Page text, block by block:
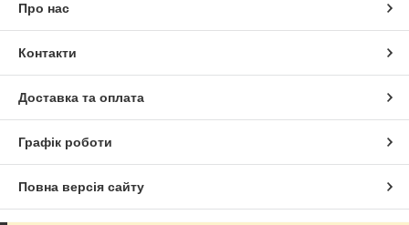
Про нас
Контакти
Доставка та оплата
Графік роботи
Повна версія сайту